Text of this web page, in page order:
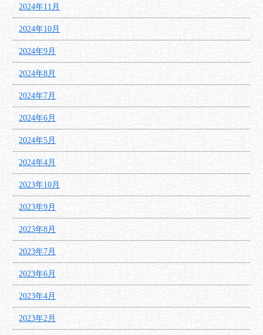
2024年11月
2024年10月
2024年9月
2024年8月
2024年7月
2024年6月
2024年5月
2024年4月
2023年10月
2023年9月
2023年8月
2023年7月
2023年6月
2023年4月
2023年2月